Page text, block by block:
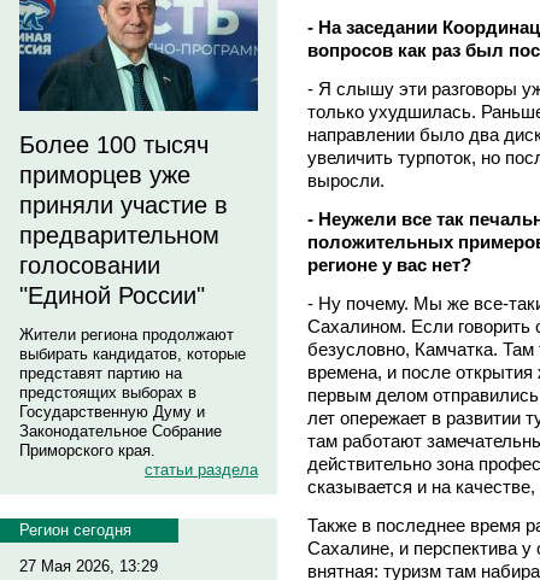
Более 100 тысяч
приморцев уже
приняли участие в
предварительном
голосовании
"Единой России"
Жители региона продолжают
выбирать кандидатов, которые
представят партию на
предстоящих выборах в
Государственную Думу и
Законодательное Собрание
Приморского края.
статьи раздела
Регион сегодня
27 Мая 2026, 13:29
- На заседании
вопросов как раз был
- Я слышу эти разговоры
только ухудшилась.
направлении было два
увеличить турпоток, но
выросли.
- Неужели все так
положительных
регионе у вас нет?
- Ну почему. Мы же все-
Сахалином. Если говорить
безусловно, Камчатка.
времена, и после открытия
первым делом
лет опережает в развитии
там работают
действительно зона
сказывается и на
Также в последнее время
Сахалине, и перспектива
внятная: туризм там